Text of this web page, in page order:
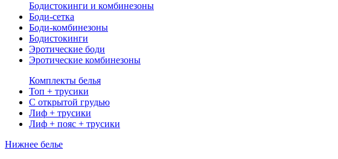
Бодистокинги и комбинезоны
Боди-сетка
Боди-комбинезоны
Бодистокинги
Эротические боди
Эротические комбинезоны
Комплекты белья
Топ + трусики
С открытой грудью
Лиф + трусики
Лиф + пояс + трусики
Нижнее белье